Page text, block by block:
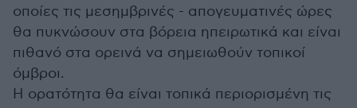
οποίες τις μεσημβρινές - απογευματινές ώρες
θα πυκνώσουν στα βόρεια ηπειρωτικά και είναι
πιθανό στα ορεινά να σημειωθούν τοπικοί
όμβροι.
Η ορατότητα θα είναι τοπικά περιορισμένη τις